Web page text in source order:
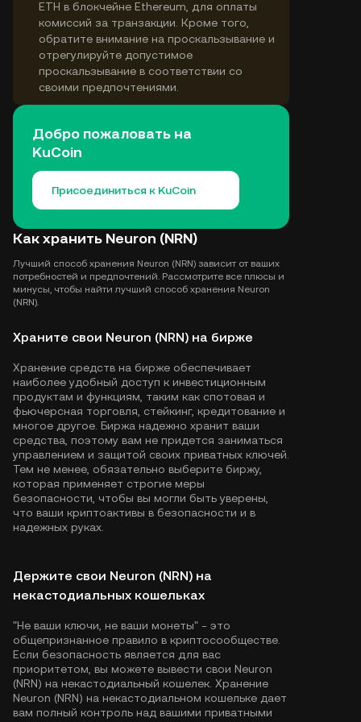
ETH в блокчейне Ethereum, для оплаты
комиссий за транзакции. Кроме того,
обратите внимание на проскальзывание и
отрегулируйте допустимое
проскальзывание в соответствии со
своими предпочтениями.
Добро пожаловать на
KuCoin
Присоединиться к KuCoin
Как хранить Neuron (NRN)
Лучший способ хранения Neuron (NRN) зависит от ваших
потребностей и предпочтений. Рассмотрите все плюсы и
минусы, чтобы найти лучший способ хранения Neuron
(NRN).
Храните свои Neuron (NRN) на бирже
Хранение средств на бирже обеспечивает
наиболее удобный доступ к инвестиционным
продуктам и функциям, таким как спотовая и
фьючерсная торговля, стейкинг, кредитование и
многое другое. Биржа надежно хранит ваши
средства, поэтому вам не придется заниматься
управлением и защитой своих приватных ключей.
Тем не менее, обязательно выберите биржу,
которая применяет строгие меры
безопасности, чтобы вы могли быть уверены,
что ваши криптоактивы в безопасности и в
надежных руках.
Держите свои Neuron (NRN) на
некастодиальных кошельках
"Не ваши ключи, не ваши монеты" - это
общепризнанное правило в криптосообществе.
Если безопасность является для вас
приоритетом, вы можете вывести свои Neuron
(NRN) на некастодиальный кошелек. Хранение
Neuron (NRN) на некастодиальном кошельке дает
вам полный контроль над вашими приватными